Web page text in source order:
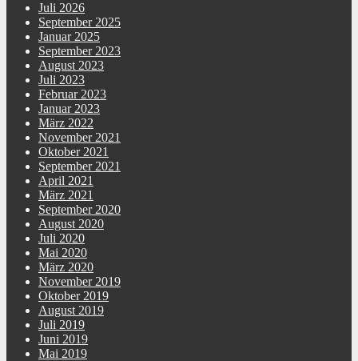
Juli 2026
September 2025
Januar 2025
September 2023
August 2023
Juli 2023
Februar 2023
Januar 2023
März 2022
November 2021
Oktober 2021
September 2021
April 2021
März 2021
September 2020
August 2020
Juli 2020
Mai 2020
März 2020
November 2019
Oktober 2019
August 2019
Juli 2019
Juni 2019
Mai 2019